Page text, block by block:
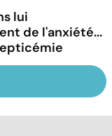
lui
de l'anxiété...